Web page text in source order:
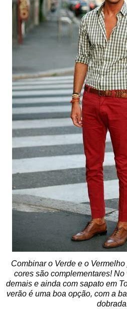
Combinar o Verde e o
cores são complementares!
demais e ainda com sapato em
verão é uma boa opção, com a